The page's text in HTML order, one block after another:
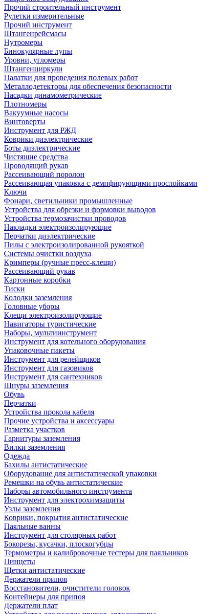
Прочий строительный инструмент
Рулетки измерительные
Прочий инструмент
Штангенрейсмасы
Нутромеры
Бинокулярные лупы
Уровни, угломеры
Штангенциркули
Палатки для проведения полевых работ
Металлодетекторы для обеспечения безопасности
Насадки динамометрические
Плотномеры
Вакуумные насосы
Винтоверты
Инструмент для РЖД
Коврики диэлектрические
Боты диэлектрические
Чистящие средства
Проводящий рукав
Рассеивающий поролон
Рассеивающая упаковка с демпфирующими прослойками
Ключи
Фонари, светильники промышленные
Устройства для обрезки и формовки выводов
Устройства термозачистки проводов
Накладки электроизолирующие
Перчатки диэлектрические
Пилы с электроизолированной рукояткой
Системы очистки воздуха
Кримперы (ручные пресс-клещи)
Рассеивающий рукав
Картонные коробки
Тиски
Колодки заземления
Головные уборы
Клещи электроизолирующие
Навигаторы туристические
Наборы, мультиинструмент
Инструмент для котельного оборудования
Упаковочные пакеты
Инструмент для релейщиков
Инструмент для газовиков
Инструмент для сантехников
Шнуры заземления
Обувь
Перчатки
Устройства прокола кабеля
Прочие устройства и аксессуары
Разметка участков
Гарнитуры заземления
Вилки заземления
Одежда
Бахилы антистатические
Оборудование для антистатической упаковки
Ремешки на обувь антистатические
Наборы автомобильного инструмента
Инструмент для электрохимзащиты
Узлы заземления
Коврики, покрытия антистатические
Паяльные ванны
Инструмент для столярных работ
Бокорезы, кусачки, плоскогубцы
Термометры и калибровочные тестеры для паяльников
Пинцеты
Щетки антистатические
Держатели припоя
Восстановители, очистители головок
Контейнеры для припоя
Держатели плат